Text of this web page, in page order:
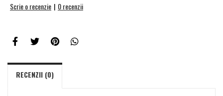
Scrie o recenzie | 0 recenzii
RECENZII (0)